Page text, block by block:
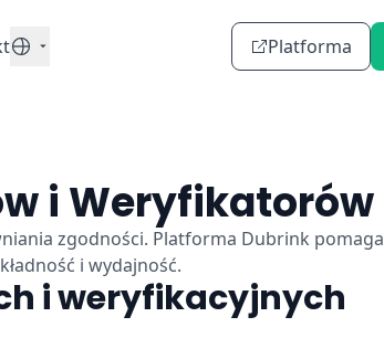
Platforma
Polski
i Weryfikatorów
zgodności. Platforma Dubrink pomaga
i wydajność.
i weryfikacyjnych